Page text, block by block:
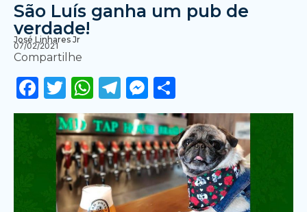
São Luís ganha um pub de
verdade!
José Linhares Jr
07/02/2021
Compartilhe
Facebook
Twitter
WhatsApp
Telegram
Messenger